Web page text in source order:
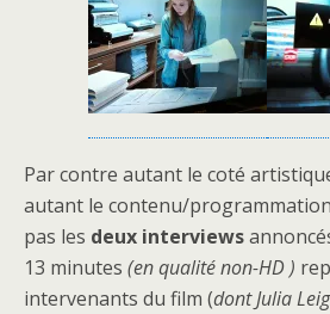
Par contre autant le coté
autant le contenu/programmation
pas les deux interviews
13 minutes (en qualité non-HD )
intervenants du film (dont Julia